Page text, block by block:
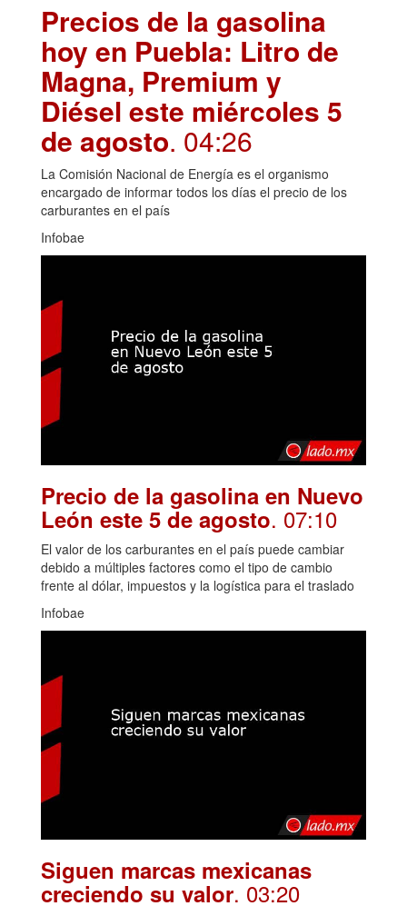
Precios de la gasolina
hoy en Puebla: Litro de
Magna, Premium y
Diésel este miércoles 5
de agosto. 04:26
La Comisión Nacional de Energía es el organismo
encargado de informar todos los días el precio de los
carburantes en el país
Infobae
Precio de la gasolina en Nuevo
León este 5 de agosto. 07:10
El valor de los carburantes en el país puede cambiar
debido a múltiples factores como el tipo de cambio
frente al dólar, impuestos y la logística para el traslado
Infobae
Siguen marcas mexicanas
creciendo su valor. 03:20